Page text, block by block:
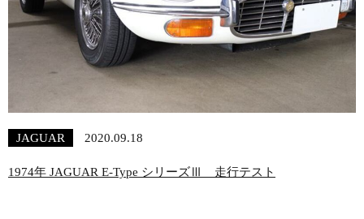
JAGUAR 2020.09.18
1974年 JAGUAR E-Type シリーズⅢ 走行テスト